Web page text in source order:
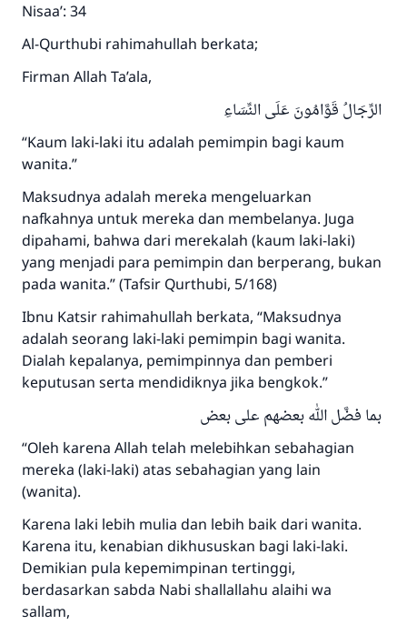
Nisaa’: 34
Al-Qurthubi rahimahullah berkata;
Firman Allah Ta’ala,
الرِّجَالُ قَوَّامُونَ عَلَى النِّسَاءِ
“Kaum laki-laki itu adalah pemimpin bagi kaum
wanita.”
Maksudnya adalah mereka mengeluarkan
nafkahnya untuk mereka dan membelanya. Juga
dipahami, bahwa dari merekalah (kaum laki-laki)
yang menjadi para pemimpin dan berperang, bukan
pada wanita.” (Tafsir Qurthubi, 5/168)
Ibnu Katsir rahimahullah berkata, “Maksudnya
adalah seorang laki-laki pemimpin bagi wanita.
Dialah kepalanya, pemimpinnya dan pemberi
keputusan serta mendidiknya jika bengkok.”
بما فضَّل الله بعضهم على بعض
“Oleh karena Allah telah melebihkan sebahagian
mereka (laki-laki) atas sebahagian yang lain
(wanita).
Karena laki lebih mulia dan lebih baik dari wanita.
Karena itu, kenabian dikhususkan bagi laki-laki.
Demikian pula kepemimpinan tertinggi,
berdasarkan sabda Nabi shallallahu alaihi wa
sallam,